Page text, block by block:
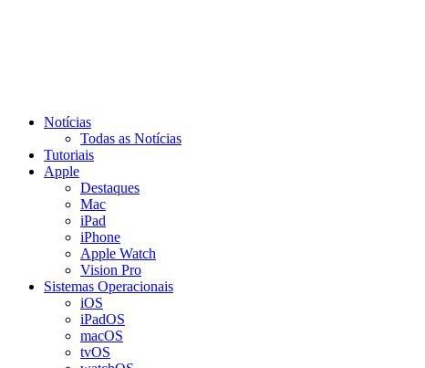
Notícias
Todas as Notícias
Tutoriais
Apple
Destaques
Mac
iPad
iPhone
Apple Watch
Vision Pro
Sistemas Operacionais
iOS
iPadOS
macOS
tvOS